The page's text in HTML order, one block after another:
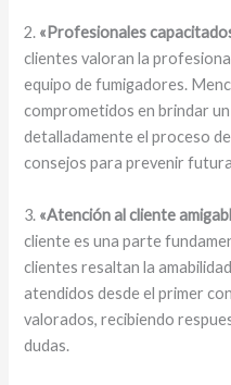
2. «Profesionales
clientes valoran la
equipo de fumigadores.
comprometidos en brindar
detalladamente el proceso
consejos para prevenir
3. «Atención al cliente
cliente es una parte
clientes resaltan la
atendidos desde el primer
valorados, recibiendo
dudas.